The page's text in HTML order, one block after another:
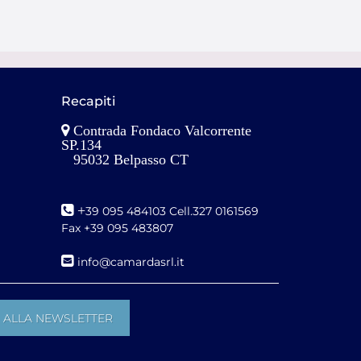
Recapiti
Contrada Fondaco Valcorrente
SP.134
95032 Belpasso CT
+39 095 484103 Cell.327 0161569
Fax +39 095 483807
info@camardasrl.it